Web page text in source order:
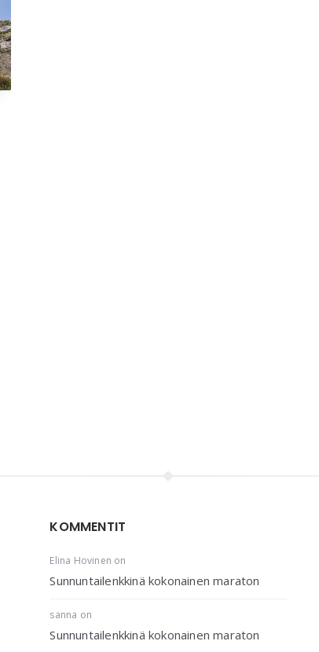
KOMMENTIT
Elina Hovinen on
Sunnuntailenkkinä kokonainen maraton
sanna on
Sunnuntailenkkinä kokonainen maraton